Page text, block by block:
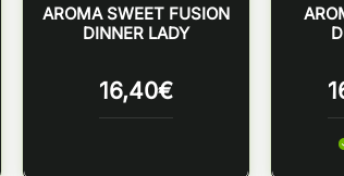
AROMA SWEET FUSION
DINNER LADY
16,40€